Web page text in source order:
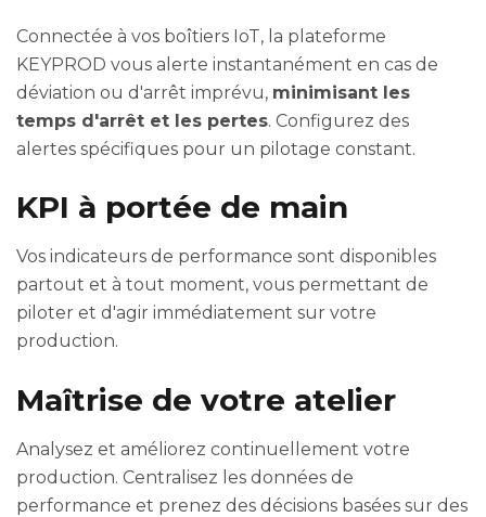
Connectée à vos boîtiers IoT, la plateforme
KEYPROD vous alerte instantanément en cas de
déviation ou d'arrêt imprévu, minimisant les
temps d'arrêt et les pertes. Configurez des
alertes spécifiques pour un pilotage constant.
KPI à portée de main
Vos indicateurs de performance sont disponibles
partout et à tout moment, vous permettant de
piloter et d'agir immédiatement sur votre
production.
Maîtrise de votre atelier
Analysez et améliorez continuellement votre
production. Centralisez les données de
performance et prenez des décisions basées sur des